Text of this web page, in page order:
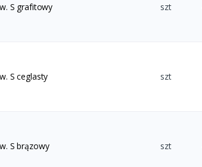
S grafitowy szt
S ceglasty szt
S brązowy szt